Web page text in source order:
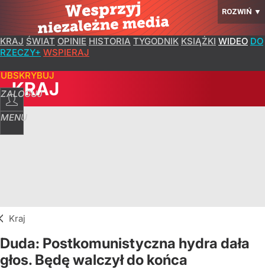
ROZWIŃ ▼
KRAJ ŚWIAT OPINIE HISTORIA TYGODNIK KSIĄŻKI WIDEO DO
RZECZY+ WSPIERAJ
ZALOGUJ
MENU
KRAJ
Kraj
Duda: Postkomunistyczna hydra dała
głos. Będę walczył do końca